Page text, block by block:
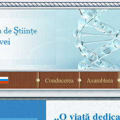
Conducerea Asambleea
„O viaţă